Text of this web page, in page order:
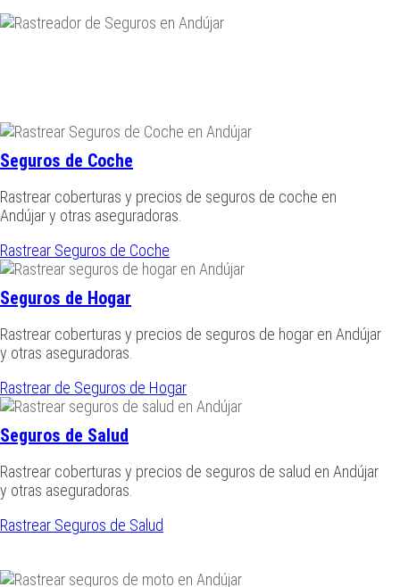
Seguros de Coche
Rastrear coberturas y precios de seguros de coche en
Andújar y otras aseguradoras.
Rastrear Seguros de Coche
Seguros de Hogar
Rastrear coberturas y precios de seguros de hogar en Andújar
y otras aseguradoras.
Rastrear de Seguros de Hogar
Seguros de Salud
Rastrear coberturas y precios de seguros de salud en Andújar
y otras aseguradoras.
Rastrear Seguros de Salud